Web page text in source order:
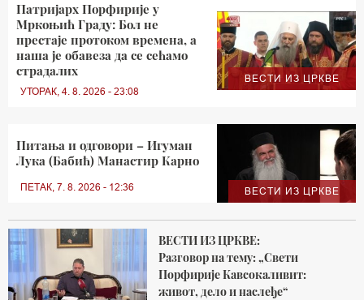
ВЕСТИ ИЗ ЦРКВЕ
Патријарх Порфирије у
Мркоњић Граду: Бол не
престаје протоком времена, а
наша је обавеза да се сећамо
страдалих
УТОРАК, 4. 8. 2026 - 23:08
ВЕСТИ ИЗ ЦРКВЕ
Питања и одговори – Игуман
Лука (Бабић) Манастир Карно
ПЕТАК, 7. 8. 2026 - 12:36
ВЕСТИ ИЗ ЦРКВЕ:
Разговор на тему: „Свети
Порфирије Кавсокаливит:
живот, дело и наслеђе“